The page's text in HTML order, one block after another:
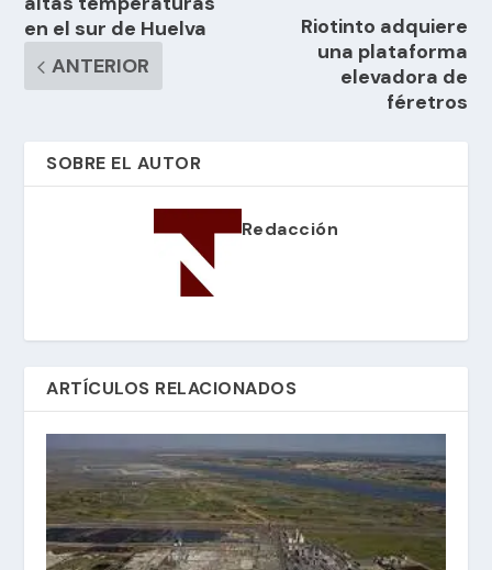
en el sur de Huelva
ANTERIOR
Riotinto adquiere
una plataforma
elevadora de
féretros
SOBRE EL AUTOR
Redacción
ARTÍCULOS RELACIONADOS